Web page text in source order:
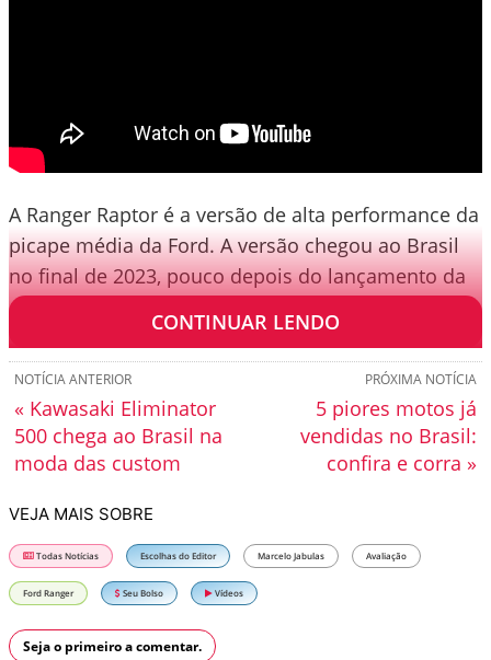
A Ranger Raptor é a versão de alta performance da
picape média da Ford. A versão chegou ao Brasil
no final de 2023, pouco depois do lançamento da
atual geração da caminhonete norte-americana.
CONTINUAR LENDO
PRÓXIMA NOTÍCIA
5 piores motos já
vendidas no Brasil:
confira e corra »
NOTÍCIA ANTERIOR
« Kawasaki Eliminator
500 chega ao Brasil na
moda das custom
VEJA MAIS SOBRE
Todas Notícias Escolhas do Editor Marcelo Jabulas Avaliação
Ford Ranger Seu Bolso Vídeos
Seja o primeiro a comentar.